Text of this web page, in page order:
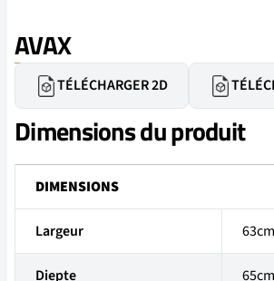
AVAX
TÉLÉCHARGER 2D
Dimensions du produit
DIMENSIONS
Largeur
Diepte